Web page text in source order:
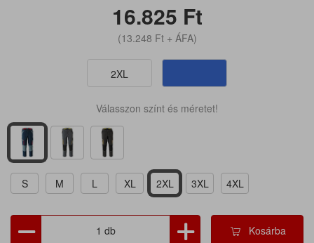
16.825 Ft
(13.248 Ft+ ÁFA)
2XL
Válasszon színt és méretet!
S M L XL 2XL 3XL 4XL
Kosárba